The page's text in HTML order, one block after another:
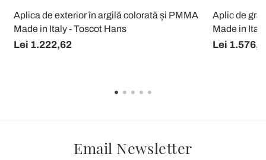
Aplica de exterior în argilă colorată și PMMA
Made in Italy - Toscot Hans
Lei 1.222,62
Aplic de
Made in
Lei
Email Newsletter